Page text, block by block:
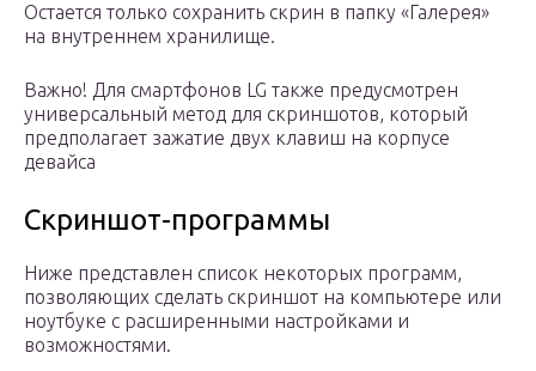
Остается только сохранить скрин в папку «Галерея»
на внутреннем хранилище.
Важно! Для смартфонов LG также предусмотрен
универсальный метод для скриншотов, который
предполагает зажатие двух клавиш на корпусе
девайса
Скриншот-программы
Ниже представлен список некоторых программ,
позволяющих сделать скриншот на компьютере или
ноутбуке с расширенными настройками и
возможностями.